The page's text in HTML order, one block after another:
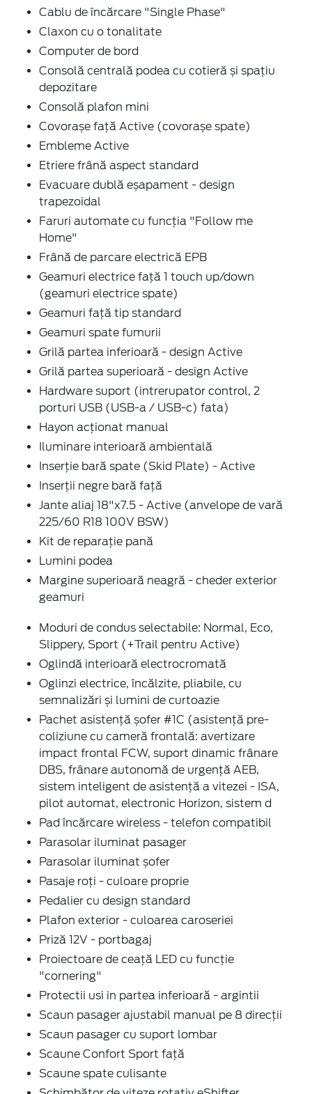
Cablu de încărcare "Single Phase"
Claxon cu o tonalitate
Computer de bord
Consolă centrală podea cu cotieră și spațiu
depozitare
Consolă plafon mini
Covorașe față Active (covorașe spate)
Embleme Active
Etriere frână aspect standard
Evacuare dublă eșapament - design
trapezoidal
Faruri automate cu funcția "Follow me
Home"
Frână de parcare electrică EPB
Geamuri electrice față 1 touch up/down
(geamuri electrice spate)
Geamuri față tip standard
Geamuri spate fumurii
Grilă partea inferioară - design Active
Grilă partea superioară - design Active
Hardware suport (intrerupator control, 2
porturi USB (USB-a / USB-c) fata)
Hayon acționat manual
Iluminare interioară ambientală
Inserție bară spate (Skid Plate) - Active
Inserții negre bară față
Jante aliaj 18"x7.5 - Active (anvelope de vară
225/60 R18 100V BSW)
Kit de reparație pană
Lumini podea
Margine superioară neagră - cheder exterior
geamuri
Moduri de condus selectabile: Normal, Eco,
Slippery, Sport (+Trail pentru Active)
Oglindă interioară electrocromată
Oglinzi electrice, încălzite, pliabile, cu
semnalizări și lumini de curtoazie
Pachet asistență șofer #1C (asistență pre-
coliziune cu cameră frontală: avertizare
impact frontal FCW, suport dinamic frânare
DBS, frânare autonomă de urgență AEB,
sistem inteligent de asistență a vitezei - ISA,
pilot automat, electronic Horizon, sistem d
Pad încărcare wireless - telefon compatibil
Parasolar iluminat pasager
Parasolar iluminat șofer
Pasaje roți - culoare proprie
Pedalier cu design standard
Plafon exterior - culoarea caroseriei
Priză 12V - portbagaj
Proiectoare de ceață LED cu funcție
"cornering"
Protectii usi in partea inferioară - argintii
Scaun pasager ajustabil manual pe 8 direcții
Scaun pasager cu suport lombar
Scaune Confort Sport față
Scaune spate culisante